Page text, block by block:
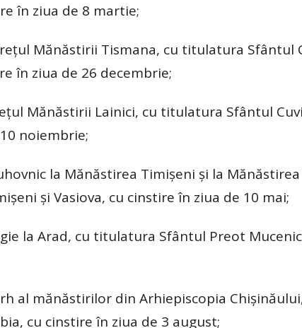
în ziua de 8 martie;
Mănăstirii Tismana, cu titulatura Sfântul
în ziua de 26 decembrie;
Mănăstirii Lainici, cu titulatura Sfântul
noiembrie;
la Mănăstirea Timişeni şi la Mănăstirea
şi Vasiova, cu cinstire în ziua de 10 mai;
la Arad, cu titulatura Sfântul Preot
al mănăstirilor din Arhiepiscopia
cu cinstire în ziua de 3 august;